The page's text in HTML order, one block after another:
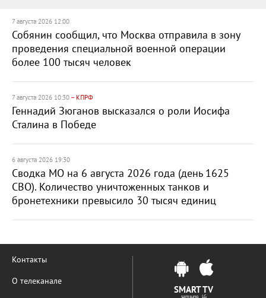
7 августа 2026 12:00
Собянин сообщил, что Москва отправила в зону
проведения специальной военной операции
более 100 тысяч человек
7 августа 2026 10:30 – КПРФ
Геннадий Зюганов высказался о роли Иосифа
Сталина в Победе
6 августа 2026 19:30
Сводка МО на 6 августа 2026 года (день 1625
СВО). Количество уничтоженных танков и
бронетехники превысило 30 тысяч единиц
Контакты
О телеканале
SMART TV
samsung LG